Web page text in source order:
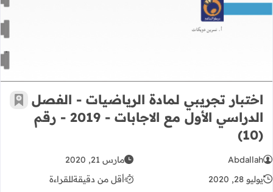
اختبار تجريبي لمادة الرياضيات - الفصل
الدراسي الأول مع الاجابات - 2019 - رقم
(10)
أضف
Abdallah
مارس 21, 2020
يوليو 28, 2020
أقل من دقيقةللقراءة